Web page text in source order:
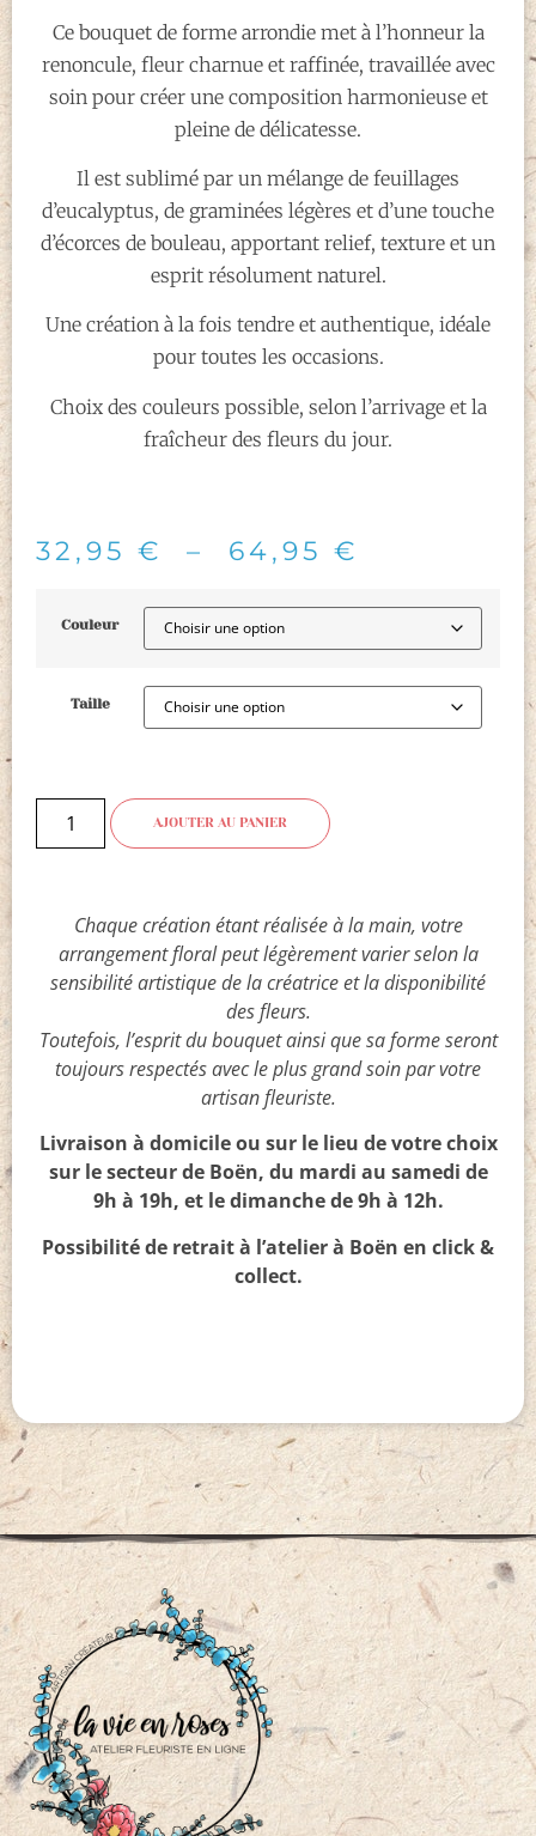
Ce bouquet de forme arrondie met à l’honneur la
renoncule, fleur charnue et raffinée, travaillée avec
soin pour créer une composition harmonieuse et
pleine de délicatesse.
Il est sublimé par un mélange de feuillages
d’eucalyptus, de graminées légères et d’une touche
d’écorces de bouleau, apportant relief, texture et un
esprit résolument naturel.
Une création à la fois tendre et authentique, idéale
pour toutes les occasions.
Choix des couleurs possible, selon l’arrivage et la
fraîcheur des fleurs du jour.
32,95 € – 64,95 €
Couleur
Taille
AJOUTER AU PANIER
Chaque création étant réalisée à la main, votre
arrangement floral peut légèrement varier selon la
sensibilité artistique de la créatrice et la disponibilité
des fleurs.
Toutefois, l’esprit du bouquet ainsi que sa forme seront
toujours respectés avec le plus grand soin par votre
artisan fleuriste.
Livraison à domicile ou sur le lieu de votre choix
sur le secteur de Boën, du mardi au samedi de
9h à 19h, et le dimanche de 9h à 12h.
Possibilité de retrait à l’atelier à Boën en click &
collect.